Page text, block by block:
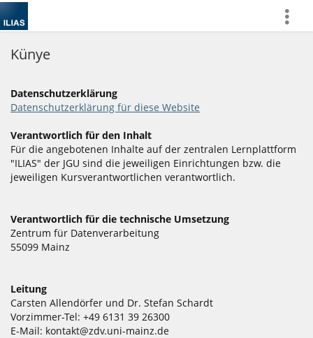
more
Künye
Datenschutzerklärung
Datenschutzerklärung für diese Website
Verantwortlich für den Inhalt
Für die angebotenen Inhalte auf der zentralen Lernplattform
"ILIAS" der JGU sind die jeweiligen Einrichtungen bzw. die
jeweiligen Kursverantwortlichen verantwortlich.
Verantwortlich für die technische Umsetzung
Zentrum für Datenverarbeitung
55099 Mainz
Leitung
Carsten Allendörfer und Dr. Stefan Schardt
Vorzimmer-Tel: +49 6131 39 26300
E-Mail: kontakt@zdv.uni-mainz.de